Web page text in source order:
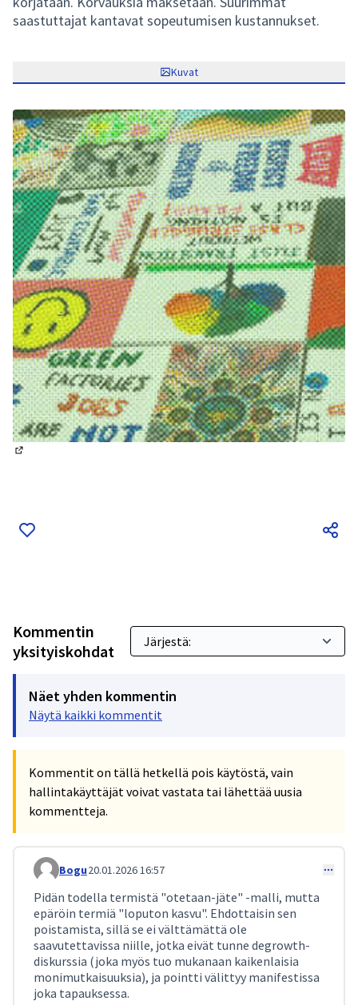
saastuttajat kantavat sopeutumisen kustannukset.
Kuvat
Kommentin
yksityiskohdat
Näet yhden kommentin
Näytä kaikki kommentit
Kommentit on tällä hetkellä pois käytöstä, vain
hallintakäyttäjät voivat vastata tai lähettää uusia
kommentteja.
Kommentti 536
Bogu20.01.2026 16:57
Pidän todella termistä "otetaan-jäte" -malli, mutta
epäröin termiä "loputon kasvu". Ehdottaisin sen
poistamista, sillä se ei välttämättä ole
saavutettavissa niille, jotka eivät tunne degrowth-
diskurssia (joka myös tuo mukanaan kaikenlaisia
monimutkaisuuksia), ja pointti välittyy manifestissa
joka tapauksessa.